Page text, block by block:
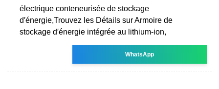
électrique conteneurisée de stockage
d′énergie,Trouvez les Détails sur Armoire de
stockage d′énergie intégrée au lithium-ion,
WhatsApp